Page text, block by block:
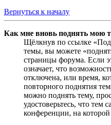
Вернуться к началу
Как мне вновь поднять мою
Щёлкнув по ссылке
темы, вы можете
страницы форума. Если
означает, что
отключена, или время,
повторного поднятия
можно поднять тему,
удостоверьтесь, что тем
конференции, на которой